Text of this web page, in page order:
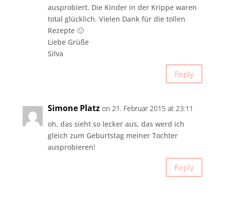
ausprobiert. Die Kinder in der Krippe waren
total glücklich. Vielen Dank für die tollen
Rezepte 🙂
Liebe Grüße
Silva
Reply
Simone Platz on 21. Februar 2015 at 23:11
oh, das sieht so lecker aus, das werd ich
gleich zum Geburtstag meiner Tochter
ausprobieren!
Reply